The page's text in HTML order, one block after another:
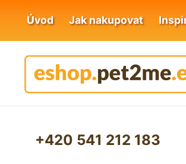
Úvod Jak nakupovat
+420 541 212 183